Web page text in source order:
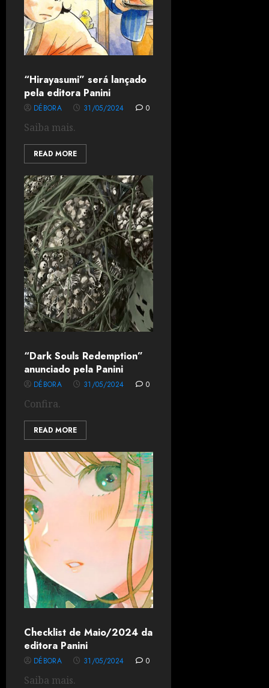
“Hirayasumi” será lançado
pela editora Panini
DÉBORA 31/05/2024 0
Saiba mais.
READ MORE
“Dark Souls Redemption”
anunciado pela Panini
DÉBORA 31/05/2024 0
Confira.
READ MORE
Checklist de Maio/2024 da
editora Panini
DÉBORA 31/05/2024 0
Saiba mais.